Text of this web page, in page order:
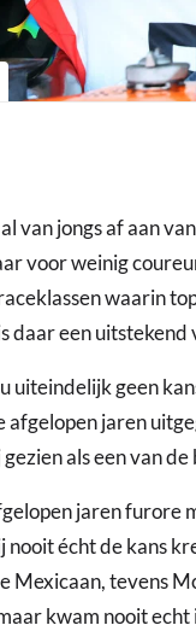
van jongs af aan
voor weinig
waarin
daar een uitstekend
uiteindelijk geen
afgelopen jaren
als een van
jaren furore
écht de kans
Mexicaan, tevens
kwam nooit